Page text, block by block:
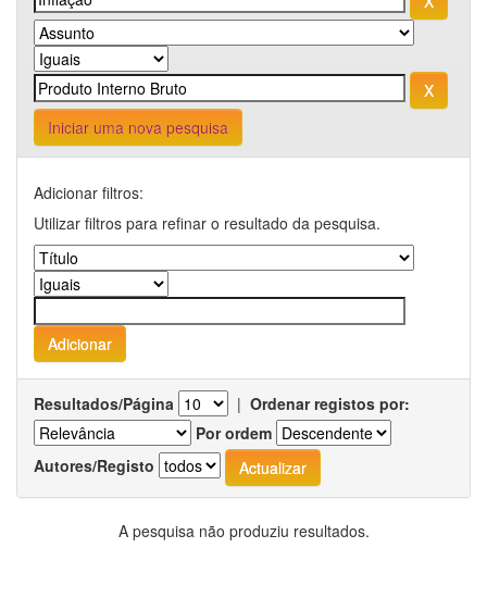
Iniciar uma nova pesquisa
Adicionar filtros:
Utilizar filtros para refinar o resultado da pesquisa.
Resultados/Página | Ordenar registos por:
Por ordem
Autores/Registo
A pesquisa não produziu resultados.